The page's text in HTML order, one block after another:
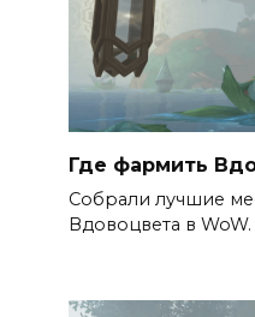
Где фармить
Собрали лучшие
Вдовоцвета в WoW.